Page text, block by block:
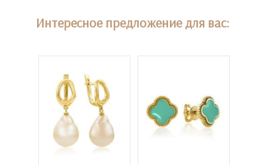
Интересное предложение для вас: